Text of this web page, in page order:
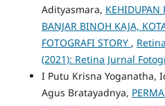
Adityasmara, KEHIDUPAN
BANJAR BINOH KAJA,
FOTOGRAFI STORY ,
(2021): Retina Jurnal
I Putu Krisna Yoganatha,
Agus Bratayadnya,